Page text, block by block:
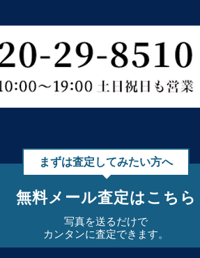
まずは査定してみたい方へ
無料メール査定はこちら
写真を送るだけで
カンタンに査定できます。